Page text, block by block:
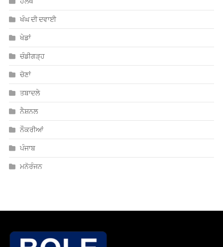
ਚੰਡੀਗੜ੍ਹ
ਚੋਣਾਂ
ਤਬਾਦਲੇ
ਨੈਸ਼ਨਲ
ਨੌਕਰੀਆਂ
ਪੰਜਾਬ
ਮਨੋਰੰਜਨ